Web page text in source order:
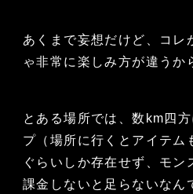
あくまで妄想だけど、コレ
ゃ非常に楽しみ方が違うか
とある場所では、数km四
プ（場所に行くとアイテム
ぐらいしか存在せず、モン
課金しないと足らないなん